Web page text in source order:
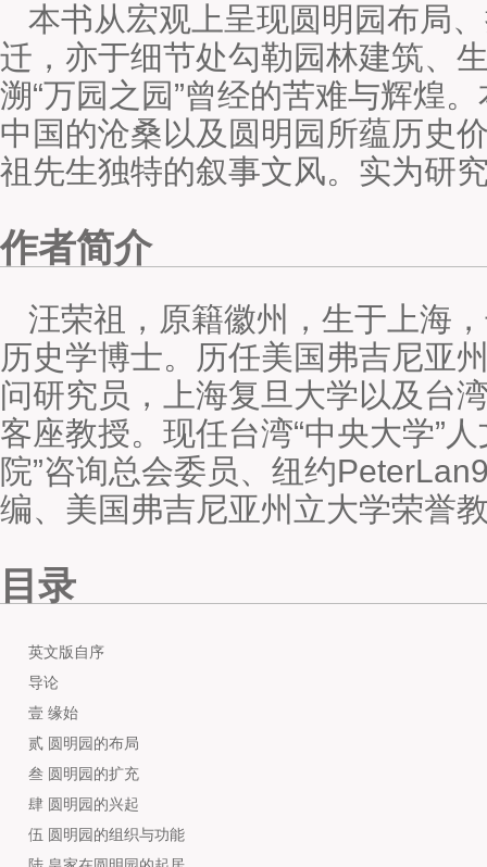
本书从宏观上呈现圆明园布局
迁，亦于细节处勾勒园林建筑、
溯“万园之园”曾经的苦难与辉煌
中国的沧桑以及圆明园所蕴历史
祖先生独特的叙事文风。实为研
作者简介
汪荣祖，原籍徽州，生于上海
历史学博士。历任美国弗吉尼亚
问研究员，上海复旦大学以及台
客座教授。现任台湾“中央大学”
院”咨询总会委员、纽约
编、美国弗吉尼亚州立大学荣誉
目录
英文版自序
导论
壹 缘始
贰 圆明园的布局
叁 圆明园的扩充
肆 圆明园的兴起
伍 圆明园的组织与功能